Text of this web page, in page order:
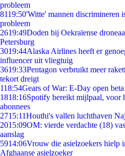
probleem
8119:50'Witte' mannen discrimineren
probleem
2619:49Doden bij Oekraïense
Petersburg
3019:44Alaska Airlines heeft er
influencer uit vliegtuig
3619:33Pentagon verbruikt meer
tekort dreigt
118:54Gears of War: E-Day open
1818:16Spotify bereikt mijlpaal, voor
abonnees
2715:11Houthi's vallen luchthaven
2015:09OM: vierde verdachte (18)
aanslag
5914:06Vrouw die asielzoekers hielp
Afghaanse asielzoeker